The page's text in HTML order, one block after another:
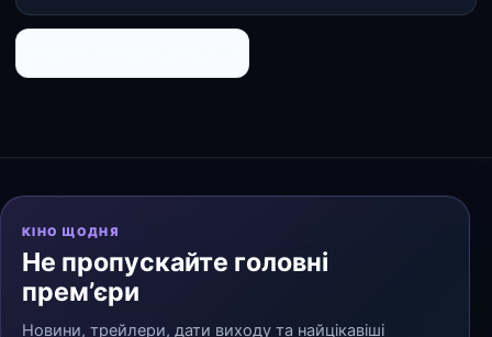
КІНО ЩОДНЯ
Не пропускайте головні
прем’єри
Новини, трейлери, дати виходу та найцікавіші